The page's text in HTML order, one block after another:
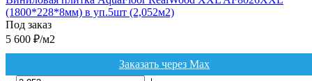
(1800*228*8мм) в уп.5шт (2,052м2)
Под заказ
5 600 ₽/м2
Заказать через Max